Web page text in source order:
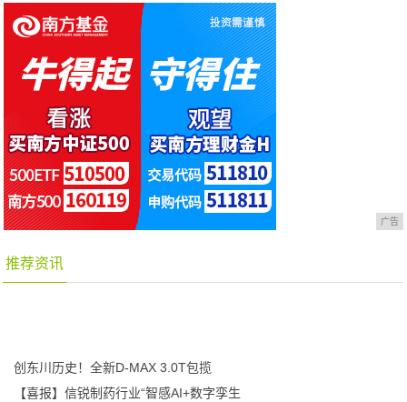
广告
推荐资讯
创东川历史！全新D-MAX 3.0T包揽
【喜报】信锐制药行业“智感AI+数字孪生